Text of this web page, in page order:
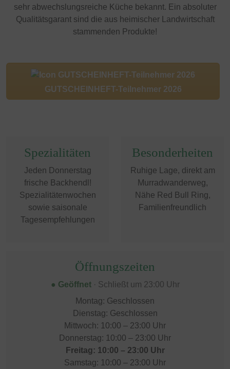
sehr abwechslungsreiche Küche bekannt. Ein absoluter
Qualitätsgarant sind die aus heimischer Landwirtschaft
stammenden Produkte!
GUTSCHEINHEFT-Teilnehmer 2026
Spezialitäten
Jeden Donnerstag
frische Backhendl!
Spezialitätenwochen
sowie saisonale
Tagesempfehlungen
Besonderheiten
Ruhige Lage, direkt am
Murradwanderweg,
Nähe Red Bull Ring,
Familienfreundlich
Öffnungszeiten
● Geöffnet · Schließt um 23:00 Uhr
Montag: Geschlossen
Dienstag: Geschlossen
Mittwoch: 10:00 – 23:00 Uhr
Donnerstag: 10:00 – 23:00 Uhr
Freitag: 10:00 – 23:00 Uhr
Samstag: 10:00 – 23:00 Uhr